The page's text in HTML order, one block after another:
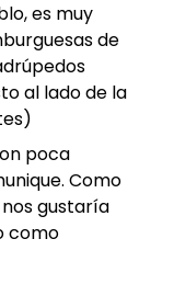
es muy
de
al lado de la
poca
Como
gustaría
como